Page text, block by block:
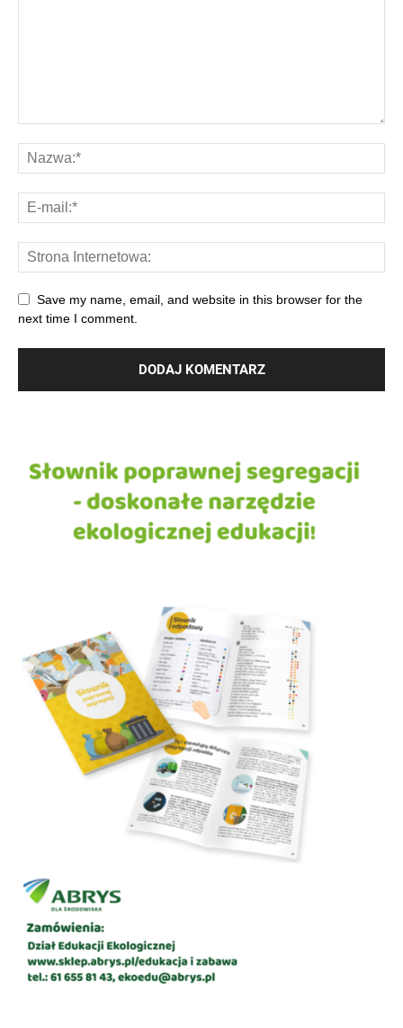
Save my name, email, and website in this browser for the
next time I comment.